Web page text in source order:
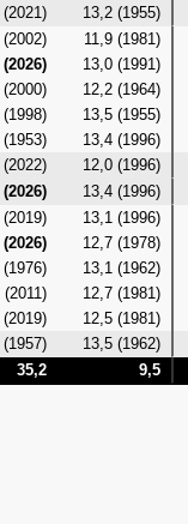
13,2 (1955)
11,9 (1981)
(2026)
13,0 (1991)
12,2 (1964)
13,5 (1955)
13,4 (1996)
12,0 (1996)
(2026)
13,4 (1996)
13,1 (1996)
(2026)
12,7 (1978)
13,1 (1962)
(2011)
12,7 (1981)
12,5 (1981)
13,5 (1962)
35,2 9,5